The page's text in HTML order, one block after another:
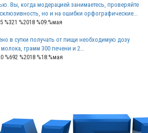
Вы, когда модерацией занимаетесь, проверяйте
но и на ошибки орфографические...
%321 %2018 %09:%мая
в сутки получать от пищи необходимую дозу
грамм 300 печени и 2…
%692 %2018 %18:%мая